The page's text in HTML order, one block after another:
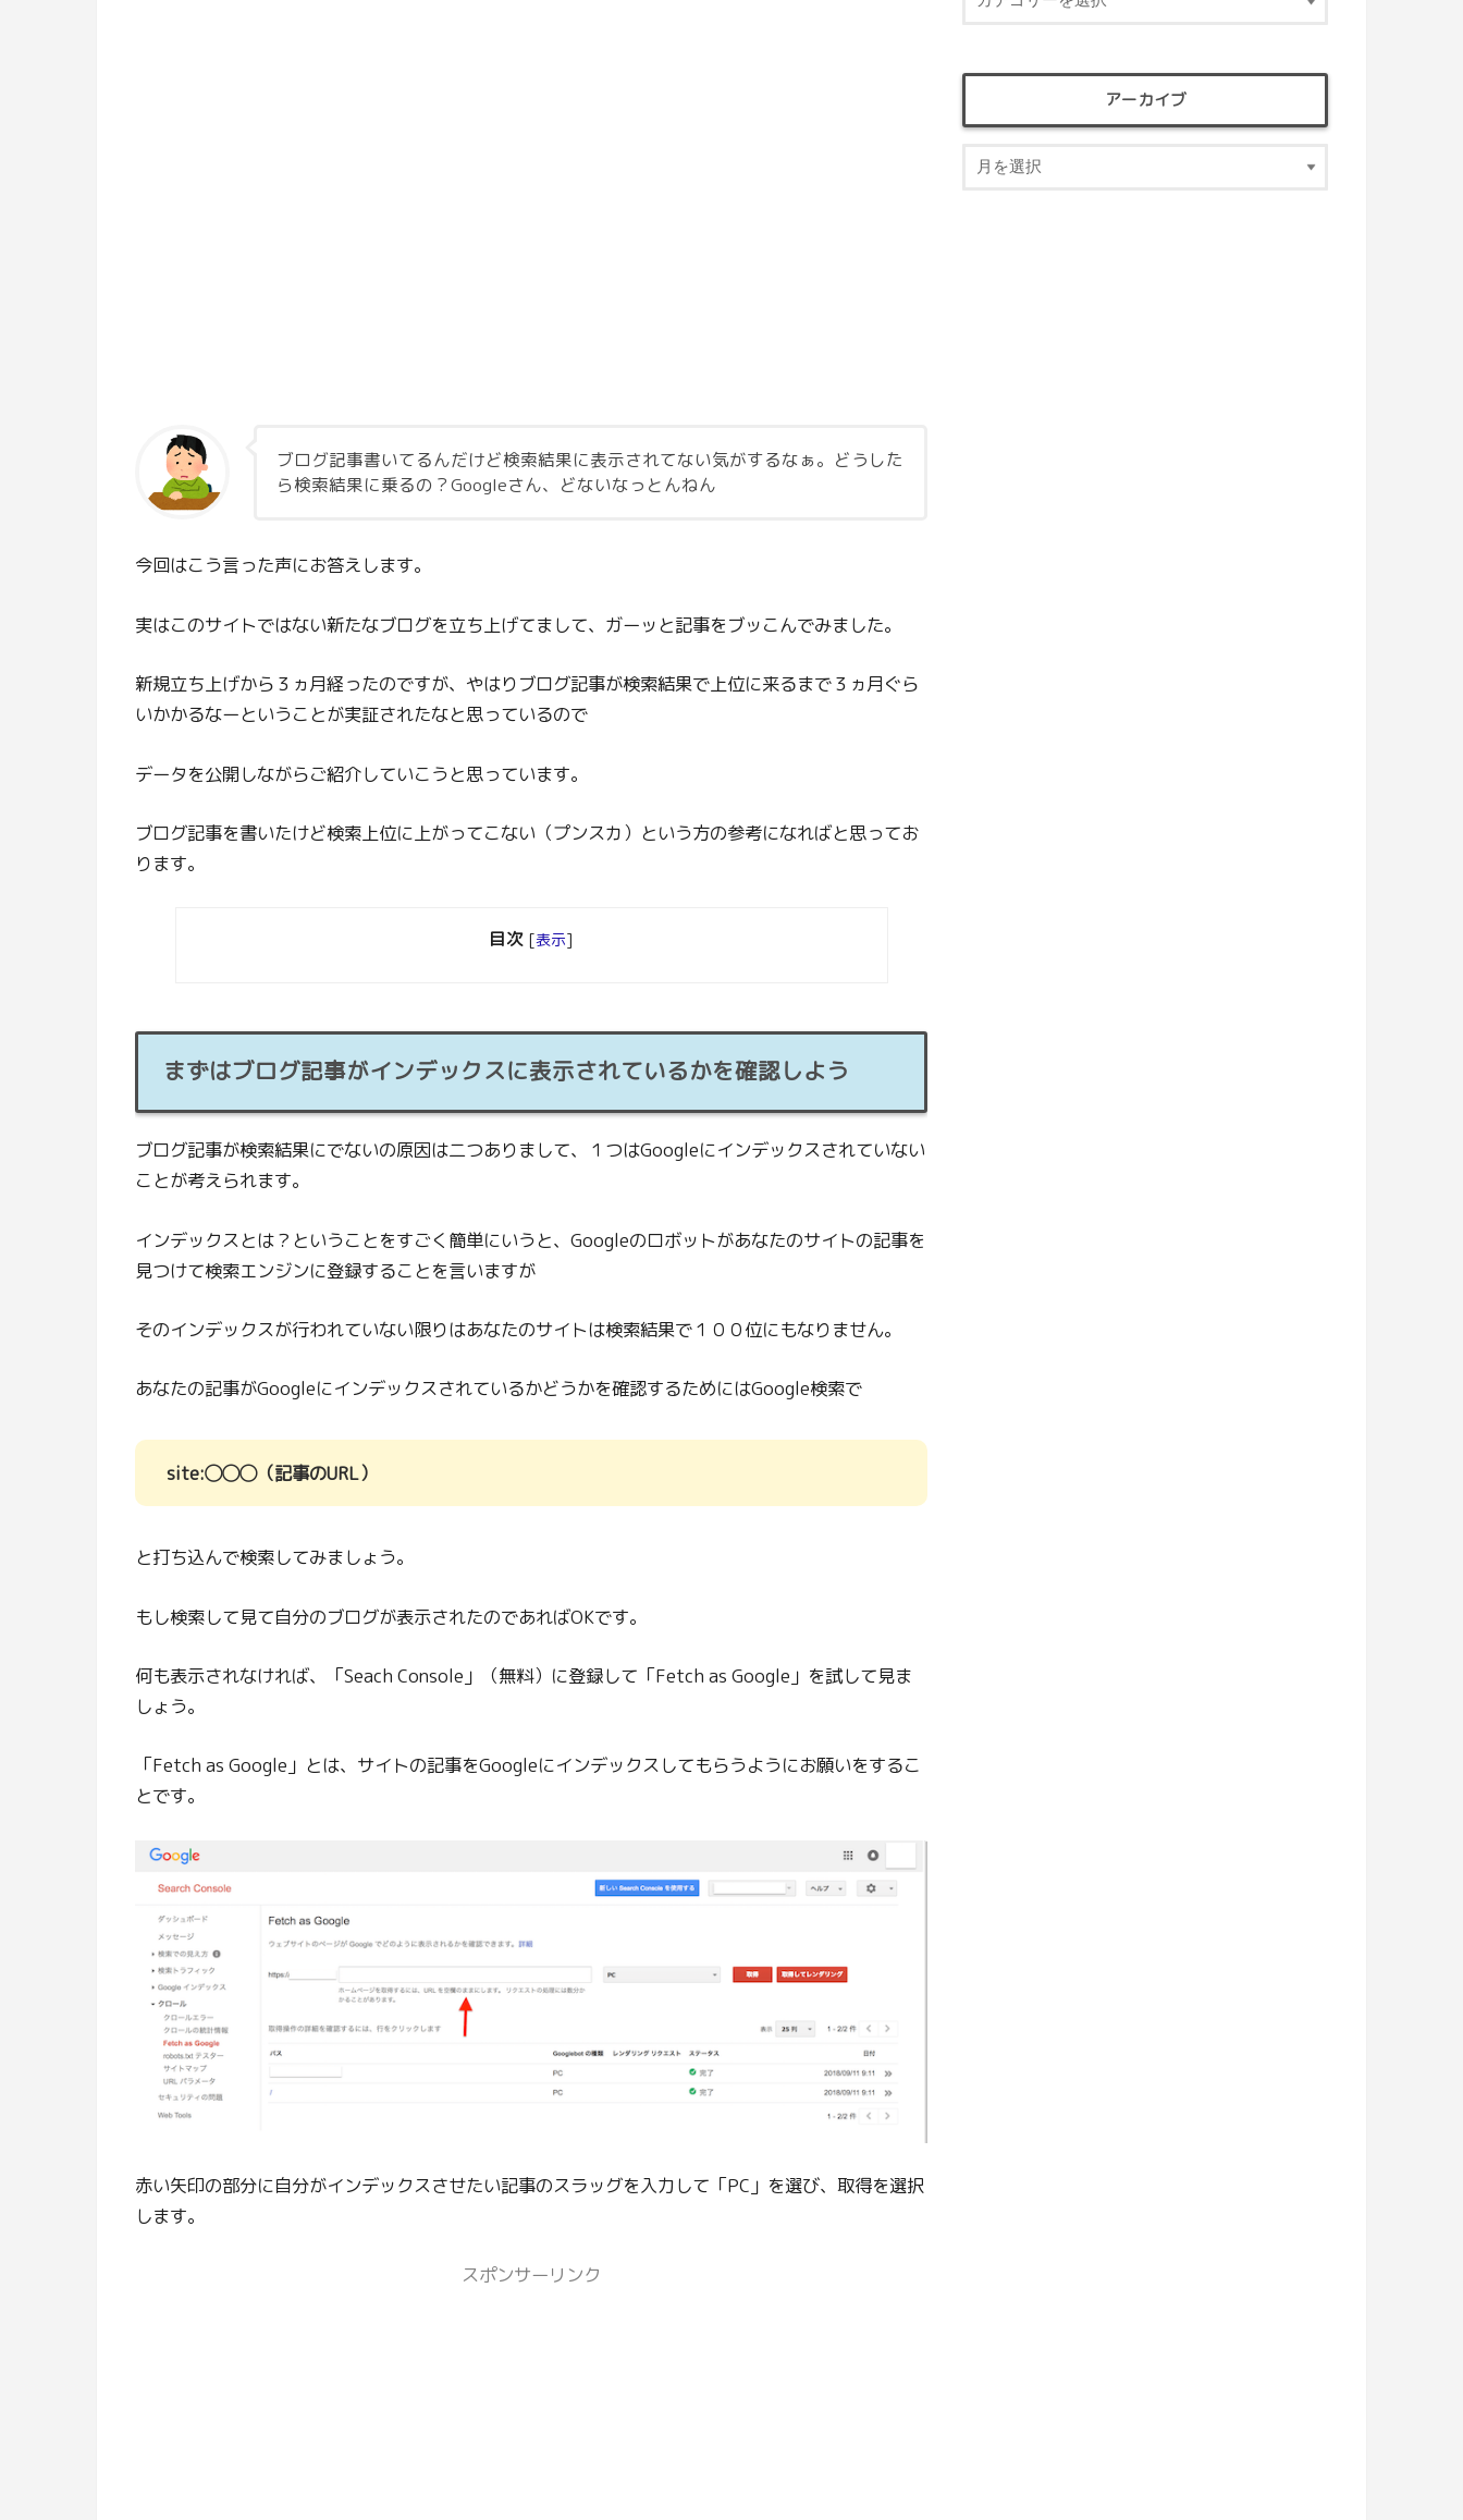
ブログ記事書いてるんだけど検索結果に表示されてない気がするなぁ。どうした
ら検索結果に乗るの？Googleさん、どないなっとんねん
今回はこう言った声にお答えします。
実はこのサイトではない新たなブログを立ち上げてまして、ガーッと記事をブッこんでみました。
新規立ち上げから３ヵ月経ったのですが、やはりブログ記事が検索結果で上位に来るまで３ヵ月ぐら
いかかるなーということが実証されたなと思っているので
データを公開しながらご紹介していこうと思っています。
ブログ記事を書いたけど検索上位に上がってこない（プンスカ）という方の参考になればと思ってお
ります。
目次 [表示]
まずはブログ記事がインデックスに表示されているかを確認しよう
ブログ記事が検索結果にでないの原因は二つありまして、１つはGoogleにインデックスされていない
ことが考えられます。
インデックスとは？ということをすごく簡単にいうと、Googleのロボットがあなたのサイトの記事を
見つけて検索エンジンに登録することを言いますが
そのインデックスが行われていない限りはあなたのサイトは検索結果で１００位にもなりません。
あなたの記事がGoogleにインデックスされているかどうかを確認するためにはGoogle検索で
site:◯◯◯（記事のURL）
と打ち込んで検索してみましょう。
もし検索して見て自分のブログが表示されたのであればOKです。
何も表示されなければ、「Seach Console」（無料）に登録して「Fetch as Google」を試して見ま
しょう。
「Fetch as Google」とは、サイトの記事をGoogleにインデックスしてもらうようにお願いをするこ
とです。
赤い矢印の部分に自分がインデックスさせたい記事のスラッグを入力して「PC」を選び、取得を選択
します。
スポンサーリンク
アーカイブ